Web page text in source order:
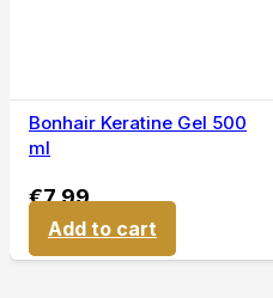
Bonhair Keratine Gel 500
ml
€7,99
Add to cart